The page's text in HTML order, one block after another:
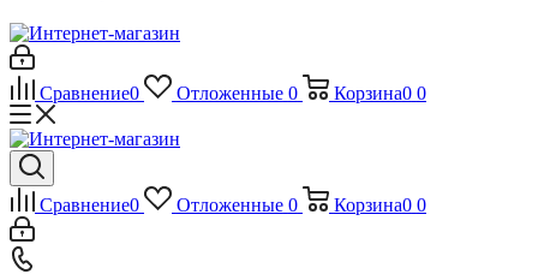
Сравнение0 Отложенные 0 Корзина0 0
Сравнение0 Отложенные 0 Корзина0 0